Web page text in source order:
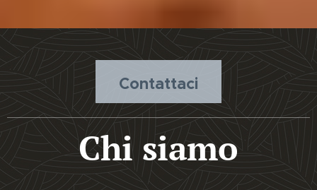
Contattaci
Chi siamo